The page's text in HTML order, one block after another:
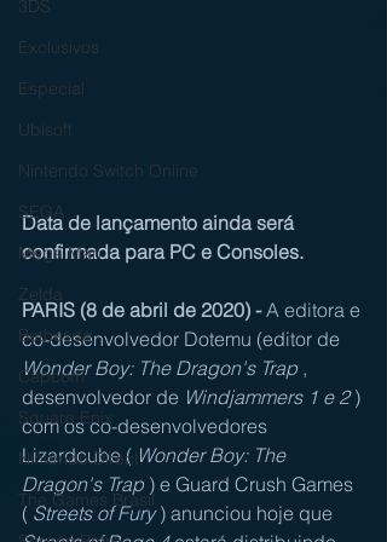
3DS
Exclusivos
Especial
Ubisoft
Nintendo Switch Online
SEGA
Mega Man
Zelda
Bethesda
Capcom
Square Enix
Nintendo Direct
The Games Brasil
Data de lançamento ainda será
confirmada para PC e Consoles.
PARIS (8 de abril de 2020) - A editora e
co-desenvolvedor Dotemu (editor de
Wonder Boy: The Dragon's Trap ,
desenvolvedor de Windjammers 1 e 2 )
com os co-desenvolvedores
Lizardcube ( Wonder Boy: The
Dragon's Trap ) e Guard Crush Games
( Streets of Fury ) anunciou hoje que